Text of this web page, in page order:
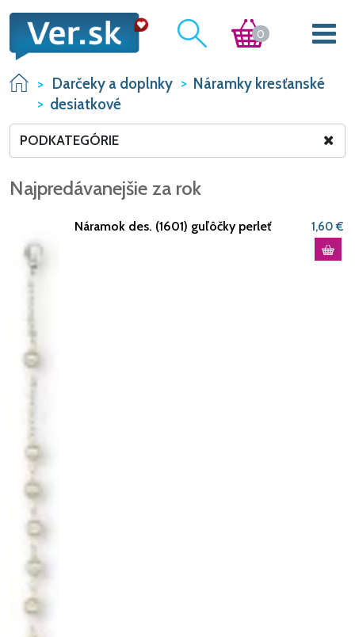
0
Darčeky a doplnky
Náramky kresťanské
desiatkové
PODKATEGÓRIE
Najpredávanejšie za rok
Náramok des. (1601) guľôčky perleť 1,60 €